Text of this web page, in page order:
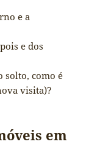
e a
e dos
solto, como é
visita)?
em